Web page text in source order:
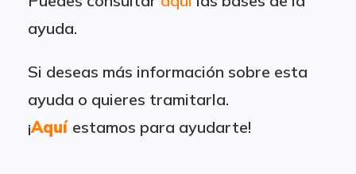
ayuda.
Si deseas más información sobre esta
ayuda o quieres tramitarla.
¡Aquí estamos para ayudarte!